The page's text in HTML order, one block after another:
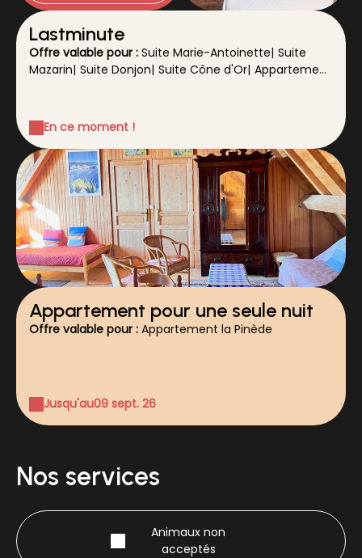
Lastminute
Offre valable pour : Suite Marie-Antoinette| Suite
Mazarin| Suite Donjon| Suite Cône d'Or| Appartement
En ce moment !
Appartement pour une seule nuit
Offre valable pour : Appartement la Pinède
Jusqu'au09 sept. 26
Nos services
Animaux non
acceptés